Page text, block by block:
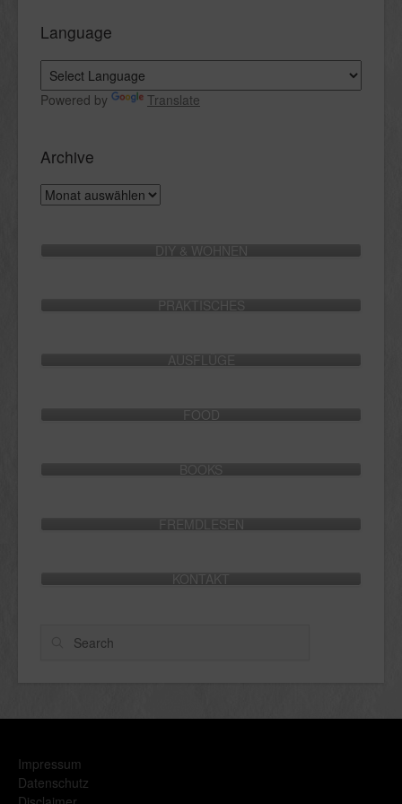
Language
Powered by Translate
Archive
Archive
DIY & WOHNEN
PRAKTISCHES
AUSFLÜGE
FOOD
BOOKS
FREMDLESEN
KONTAKT
Search
Impressum
Datenschutz